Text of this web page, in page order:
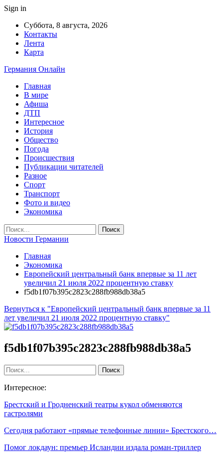
Sign in
Суббота, 8 августа, 2026
Контакты
Лента
Карта
Германия Онлайн
Главная
В мире
Афиша
ДТП
Интересное
История
Общество
Погода
Происшествия
Публикации читателей
Разное
Спорт
Транспорт
Фото и видео
Экономика
Новости Германии
Главная
Экономика
Европейский центральный банк впервые за 11 лет
увеличил 21 июля 2022 процентную ставку
f5db1f07b395c2823c288fb988db38a5
Вернуться к "Европейский центральный банк впервые за 11
лет увеличил 21 июля 2022 процентную ставку"
f5db1f07b395c2823c288fb988db38a5
Интересное:
Брестский и Гродненский театры кукол обменяются
гастролями
Сегодня работают «прямые телефонные линии» Брестского…
Помог локдаун: премьер Исландии издала роман-триллер